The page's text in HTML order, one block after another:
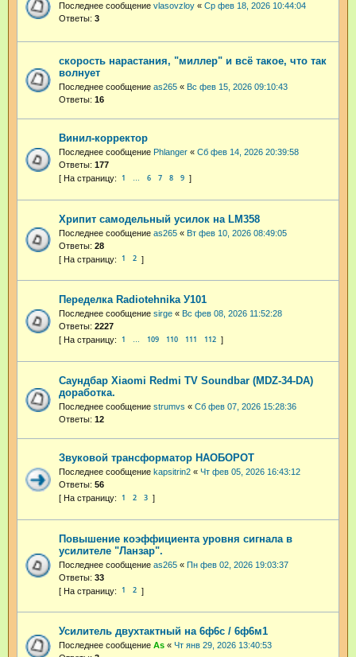
Последнее сообщение vlasovzloy « Ср фев 18, 2026 10:44:04
Ответы: 3
скорость нарастания, "миллер" и всё такое, что так
волнует
Последнее сообщение as265 « Вс фев 15, 2026 09:10:43
Ответы: 16
Винил-корректор
Последнее сообщение Phlanger « Сб фев 14, 2026 20:39:58
Ответы: 177
1 … 6 7 8 9
Хрипит самодельный усилок на LM358
Последнее сообщение as265 « Вт фев 10, 2026 08:49:05
Ответы: 28
1 2
Переделка Radiotehnika У101
Последнее сообщение sirge « Вс фев 08, 2026 11:52:28
Ответы: 2227
1 … 109 110 111 112
Саундбар Xiaomi Redmi TV Soundbar (MDZ-34-DA)
доработка.
Последнее сообщение strumvs « Сб фев 07, 2026 15:28:36
Ответы: 12
Звуковой трансформатор НАОБОРОТ
Последнее сообщение kapsitrin2 « Чт фев 05, 2026 16:43:12
Ответы: 56
1 2 3
Повышение коэффициента уровня сигнала в
усилителе "Ланзар".
Последнее сообщение as265 « Пн фев 02, 2026 19:03:37
Ответы: 33
1 2
Усилитель двухтактный на 6ф6с / 6ф6м1
Последнее сообщение As « Чт янв 29, 2026 13:40:53